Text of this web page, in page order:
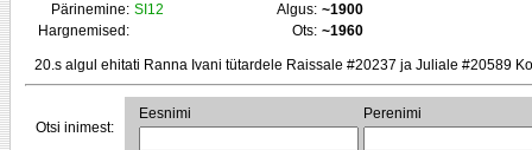
Pärinemine: SI12 Algus: ~1900
Hargnemised:
Ots: ~1960
20.s algul ehitati Ranna Ivani tütardele Raissale #20237 ja Juliale #20589
Otsi inimest:
Eesnimi Perenimi